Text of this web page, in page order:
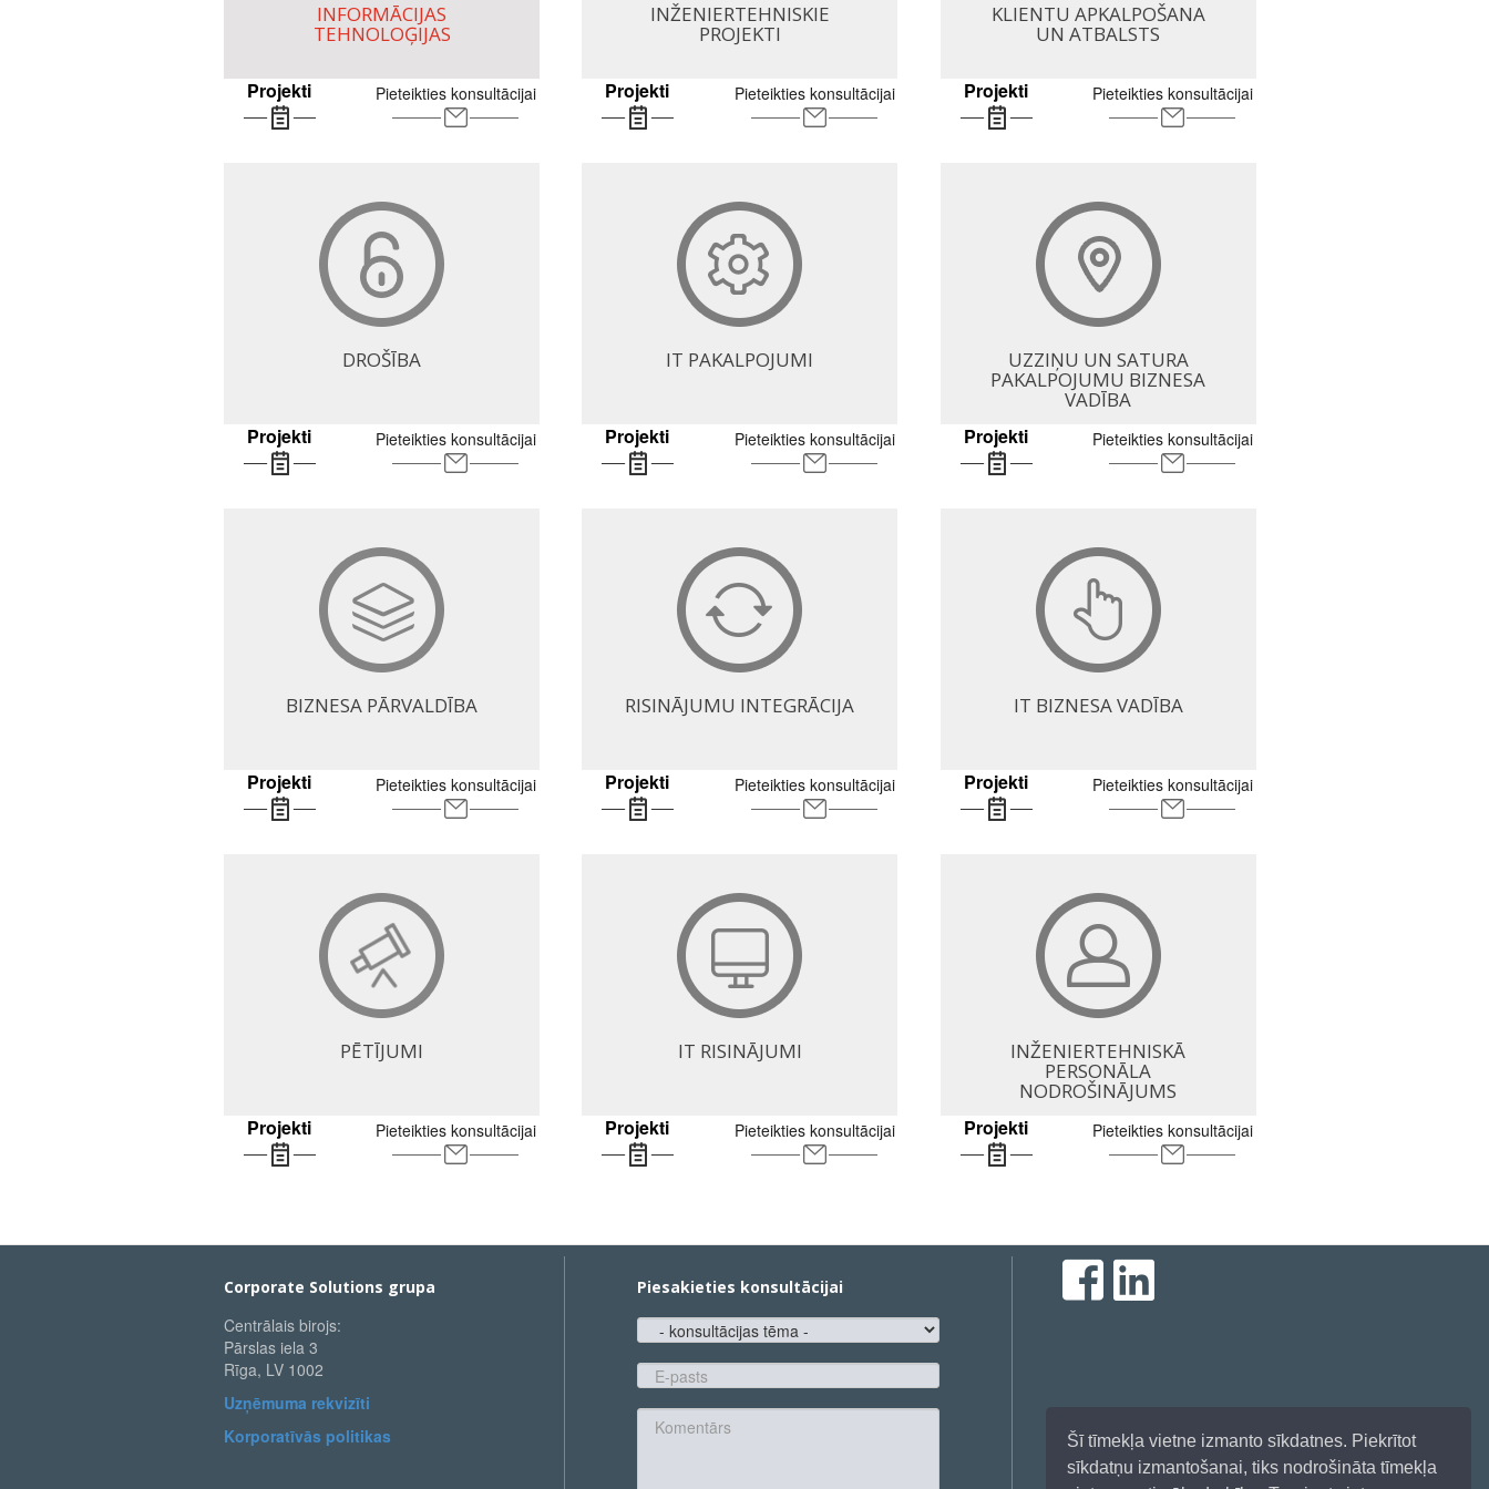
Šī tīmekļa vietne izmanto sīkdatnes. Piekrītot
sīkdatņu izmantošanai, tiks nodrošināta tīmekļa
INFORMĀCIJAS
TEHNOLOĢIJAS
Projekti Pieteikties konsultācijai
DROŠĪBA
Projekti Pieteikties konsultācijai
BIZNESA PĀRVALDĪBA
Projekti Pieteikties konsultācijai
PĒTĪJUMI
Projekti Pieteikties konsultācijai
INŽENIERTEHNISKIE
PROJEKTI
Projekti Pieteikties konsultācijai
IT PAKALPOJUMI
Projekti Pieteikties konsultācijai
RISINĀJUMU INTEGRĀCIJA
Projekti Pieteikties konsultācijai
IT RISINĀJUMI
Projekti Pieteikties konsultācijai
KLIENTU APKALPOŠANA
UN ATBALSTS
Projekti Pieteikties konsultācijai
UZZIŅU UN SATURA
PAKALPOJUMU BIZNESA
VADĪBA
Projekti
Pieteikties konsultācijai
IT BIZNESA VADĪBA
Projekti Pieteikties konsultācijai
INŽENIERTEHNISKĀ
PERSONĀLA
NODROŠINĀJUMS
Projekti
Pieteikties konsultācijai
Corporate Solutions grupa
Centrālais birojs:
Pārslas iela 3
Rīga, LV 1002
Uzņēmuma rekvizīti
Korporatīvās politikas
Piesakieties konsultācijai
konsultācijas
tēma
E-
pasts